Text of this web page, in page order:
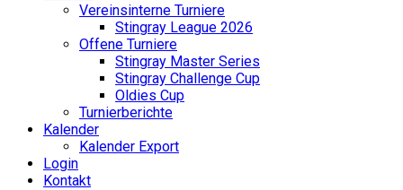
Vereinsinterne Turniere
Stingray League 2026
Offene Turniere
Stingray Master Series
Stingray Challenge Cup
Oldies Cup
Turnierberichte
Kalender
Kalender Export
Login
Kontakt